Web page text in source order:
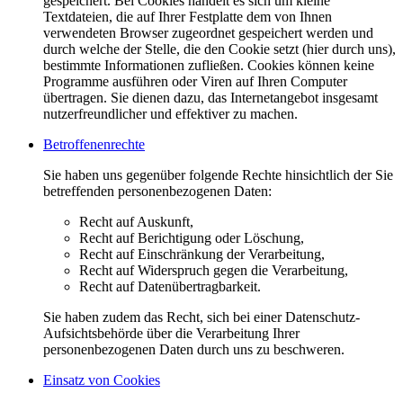
Textdateien, die auf Ihrer Festplatte dem von Ihnen
verwendeten Browser zugeordnet gespeichert werden und
durch welche der Stelle, die den Cookie setzt (hier durch uns),
bestimmte Informationen zufließen. Cookies können keine
Programme ausführen oder Viren auf Ihren Computer
übertragen. Sie dienen dazu, das Internetangebot insgesamt
nutzerfreundlicher und effektiver zu machen.
Betroffenenrechte
Sie haben uns gegenüber folgende Rechte hinsichtlich der Sie
betreffenden personenbezogenen Daten:
Recht auf Auskunft,
Recht auf Berichtigung oder Löschung,
Recht auf Einschränkung der Verarbeitung,
Recht auf Widerspruch gegen die Verarbeitung,
Recht auf Datenübertragbarkeit.
Sie haben zudem das Recht, sich bei einer Datenschutz-
Aufsichtsbehörde über die Verarbeitung Ihrer
personenbezogenen Daten durch uns zu beschweren.
Einsatz von Cookies